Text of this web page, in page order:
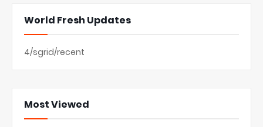
World Fresh Updates
4/sgrid/recent
Most Viewed